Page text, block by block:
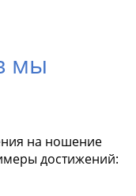
мы
на ношение
достижений: